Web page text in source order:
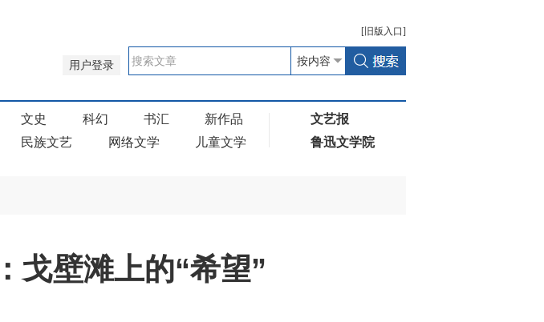
[ 旧版 入口]
用户登录
文史 科幻 书汇
新作品
民族文艺 网络文学 儿童文学
文艺报
鲁迅文学院
戈壁滩上的“希望”